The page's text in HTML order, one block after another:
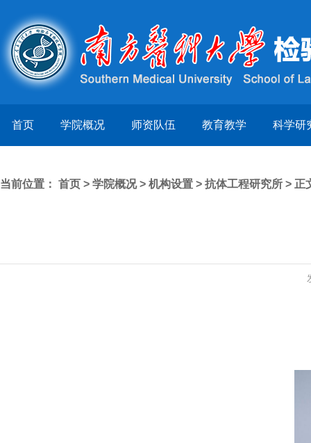
首页 学院概况 师资队伍 教育教学 科学研
当前位置： 首页 > 学院概况> 机构设置 > 抗体工程研究所 > 正